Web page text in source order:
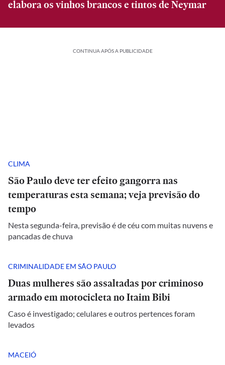
elabora os vinhos brancos e tintos de Neymar
CONTINUA APÓS A PUBLICIDADE
CLIMA
São Paulo deve ter efeito gangorra nas
temperaturas esta semana; veja previsão do
tempo
Nesta segunda-feira, previsão é de céu com muitas nuvens e
pancadas de chuva
CRIMINALIDADE EM SÃO PAULO
Duas mulheres são assaltadas por criminoso
armado em motocicleta no Itaim Bibi
Caso é investigado; celulares e outros pertences foram
levados
MACEIÓ